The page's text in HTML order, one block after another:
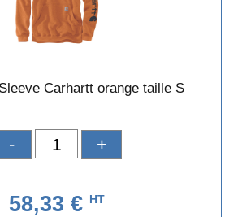
Carhartt orange taille S
- +
58,33 € HT